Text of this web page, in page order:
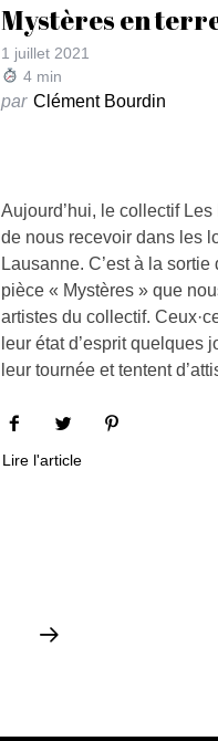
Mystères en
1 juillet 2021
4 min
par Clément Bourdin
Aujourd’hui, le collectif
de nous recevoir dans les
Lausanne. C’est à la sortie
pièce « Mystères » que
artistes du collectif.
leur état d’esprit quelques
leur tournée et tentent
Lire l'article